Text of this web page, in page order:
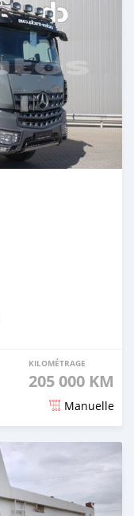
KILOMÉTRAGE
205 000 KM
Manuelle